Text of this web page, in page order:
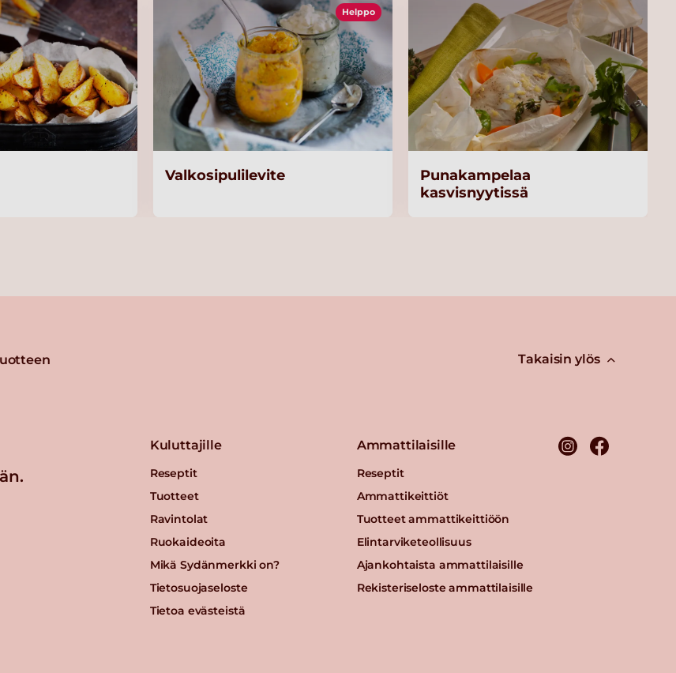
Helppo
Valkosipulilevite
Punakampelaa
kasvisnyytissä
Takaisin ylös
Kuluttajille
Reseptit
Tuotteet
Ravintolat
Ruokaideoita
Mikä Sydänmerkki on?
Tietosuojaseloste
Tietoa evästeistä
Ammattilaisille
Reseptit
Ammattikeittiöt
Tuotteet ammattikeittiöön
Elintarviketeollisuus
Ajankohtaista ammattilaisille
Rekisteriseloste ammattilaisille